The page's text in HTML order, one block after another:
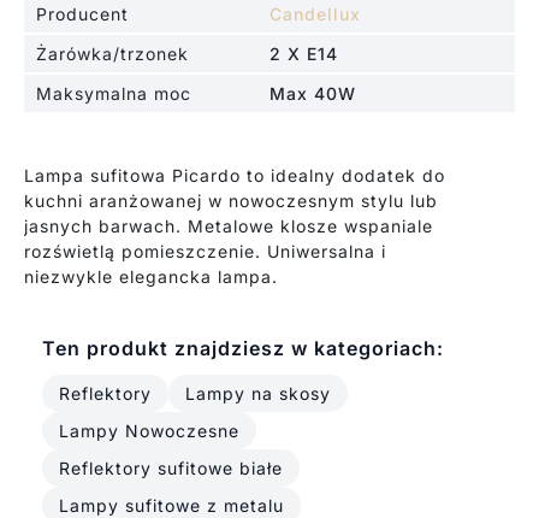
Producent
Candellux
Żarówka/trzonek
2 X E14
Maksymalna moc
Max 40W
Lampa sufitowa Picardo to idealny dodatek do
kuchni aranżowanej w nowoczesnym stylu lub
jasnych barwach. Metalowe klosze wspaniale
rozświetlą pomieszczenie. Uniwersalna i
niezwykle elegancka lampa.
Ten produkt znajdziesz w kategoriach:
Reflektory
Lampy na skosy
Lampy Nowoczesne
Reflektory sufitowe białe
Lampy sufitowe z metalu